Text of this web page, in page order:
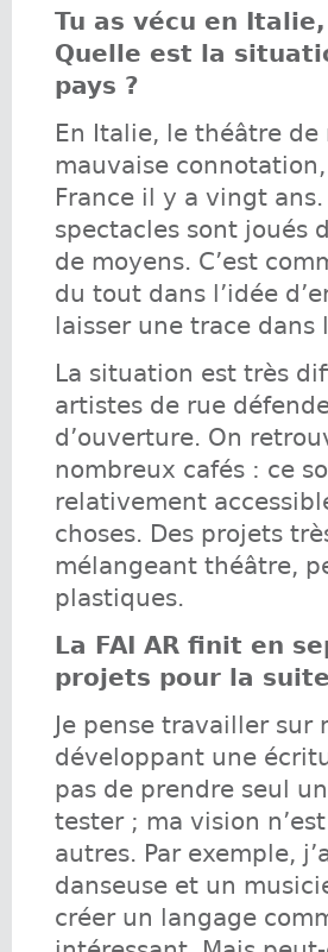
Tu as vécu en
Quelle est la
pays ?
En Italie, le théâtre de
mauvaise
France il y a vingt
spectacles sont joués
de moyens. C’est
du tout dans l’idée
laisser une trace dans
La situation est très
artistes de rue
d’ouverture. On
nombreux cafés : ce
relativement
choses. Des projets
mélangeant théâtre,
plastiques.
La FAI AR finit en
projets pour la
Je pense travailler sur
développant une
pas de prendre seul
tester ; ma vision
autres. Par exemple,
danseuse et un
créer un langage